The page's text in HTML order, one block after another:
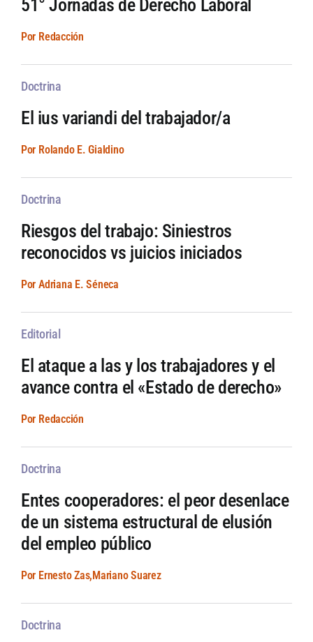
51° Jornadas de Derecho Laboral
Por Redacción
Doctrina
El ius variandi del trabajador/a
Por Rolando E. Gialdino
Doctrina
Riesgos del trabajo: Siniestros
reconocidos vs juicios iniciados
Por Adriana E. Séneca
Editorial
El ataque a las y los trabajadores y el
avance contra el «Estado de derecho»
Por Redacción
Doctrina
Entes cooperadores: el peor desenlace
de un sistema estructural de elusión
del empleo público
Por Ernesto Zas,Mariano Suarez
Doctrina